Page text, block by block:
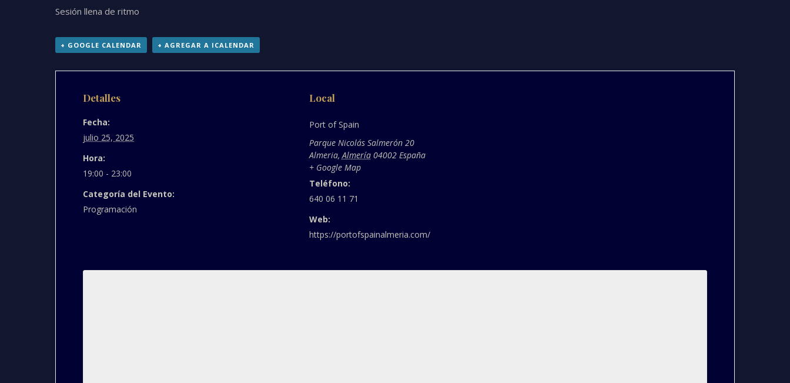
Sesión llena de ritmo
+ GOOGLE CALENDAR + AGREGAR A ICALENDAR
Detalles
Fecha:
julio 25, 2025
Hora:
19:00 - 23:00
Categoría del Evento:
Programación
Local
Port of Spain
Parque Nicolás Salmerón 20
Almeria, Almería 04002 España
+ Google Map
Teléfono:
640 06 11 71
Web:
https://portofspainalmeria.com/